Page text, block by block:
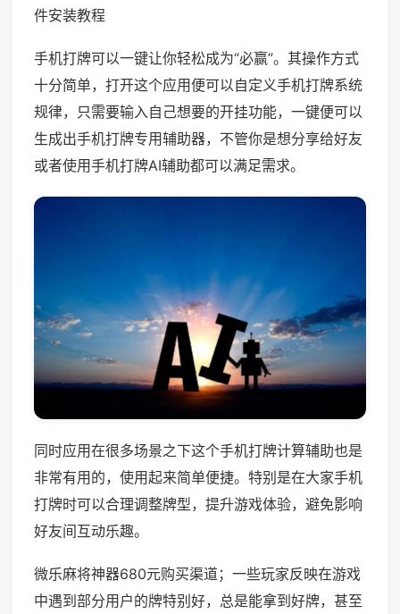
件安装教程
手机打牌可以一键让你轻松成为“必赢”。其操作方式
十分简单，打开这个应用便可以自定义手机打牌系统
规律，只需要输入自己想要的开挂功能，一键便可以
生成出手机打牌专用辅助器，不管你是想分享给好友
或者使用手机打牌AI辅助都可以满足需求。
同时应用在很多场景之下这个手机打牌计算辅助也是
非常有用的，使用起来简单便捷。特别是在大家手机
打牌时可以合理调整牌型，提升游戏体验，避免影响
好友间互动乐趣。
微乐麻将神器680元购买渠道；一些玩家反映在游戏
中遇到部分用户的牌特别好，总是能拿到好牌，甚至